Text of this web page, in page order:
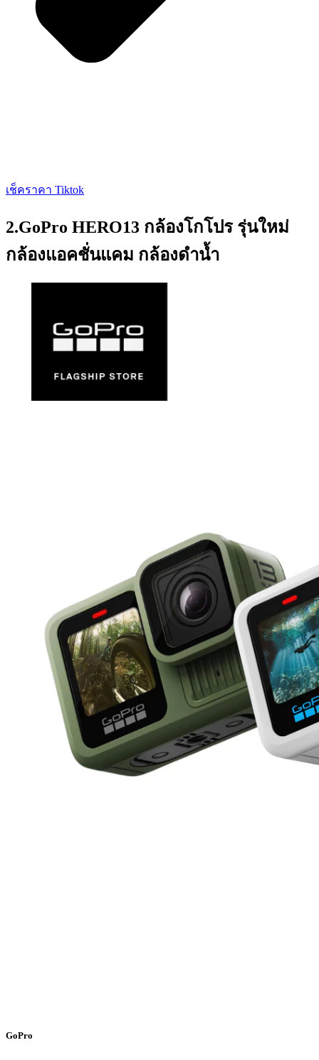
เช็คราคา Tiktok
2.GoPro HERO13 กล้องโกโปร รุ่นใหม่
กล้องแอคชั่นแคม กล้องดำน้ำ
GoPro